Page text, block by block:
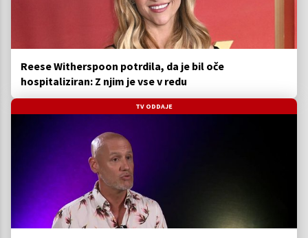
Reese Witherspoon potrdila, da je bil oče
hospitaliziran: Z njim je vse v redu
TV ODDAJE